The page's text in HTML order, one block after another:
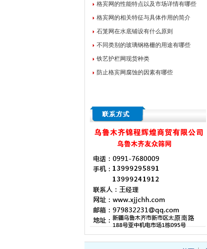
格宾网的性能特点以及市场详情有哪些
格宾网的相关特征与具体作用的简介
石笼网在水底铺设有什么原则
不同类别的玻璃钢格栅的用途有哪些
铁艺护栏网现货种类
防止格宾网腐蚀的因素有哪些